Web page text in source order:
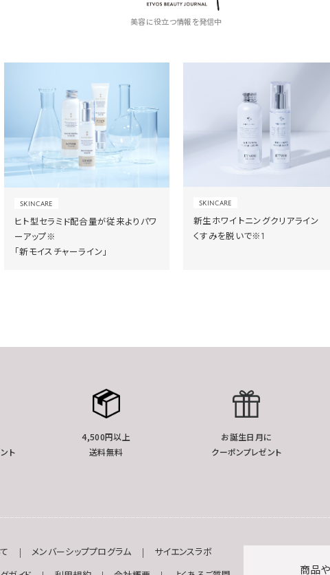
美容に役立つ情報を発信中
SKINCARE
ヒト型セラミド配合量が従来よりパワ
ーアップ※
「新モイスチャーライン」
SKINCARE
新生ホワイトニングクリアライン
くすみを脱いで※1
ト
4,500円以上
送料無料
お誕生日月に
クーポンプレゼント
メンバーシッププログラム サイエンスラボ
商品